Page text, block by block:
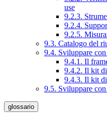
use
9.2.3.
9.2.4.
9.2.5.
9.3. Catalogo del
9.4. Sviluppare
9.4.1. Il
9.4.2. Il kit
9.4.3. Il kit
9.5. Sviluppare
glossario